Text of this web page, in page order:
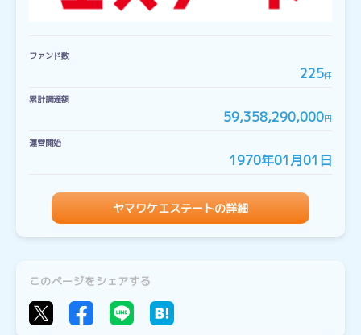
ファンド数
225件
累計調達額
59,358,290,000円
運営開始
1970年01月01日
ヤマワケエステートの詳細
このページをシェアする